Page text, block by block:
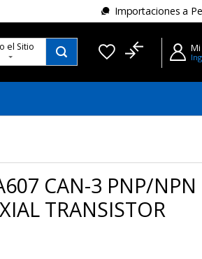
Importaciones a
el Sitio
CAN-3 PNP/NPN
TRANSISTOR